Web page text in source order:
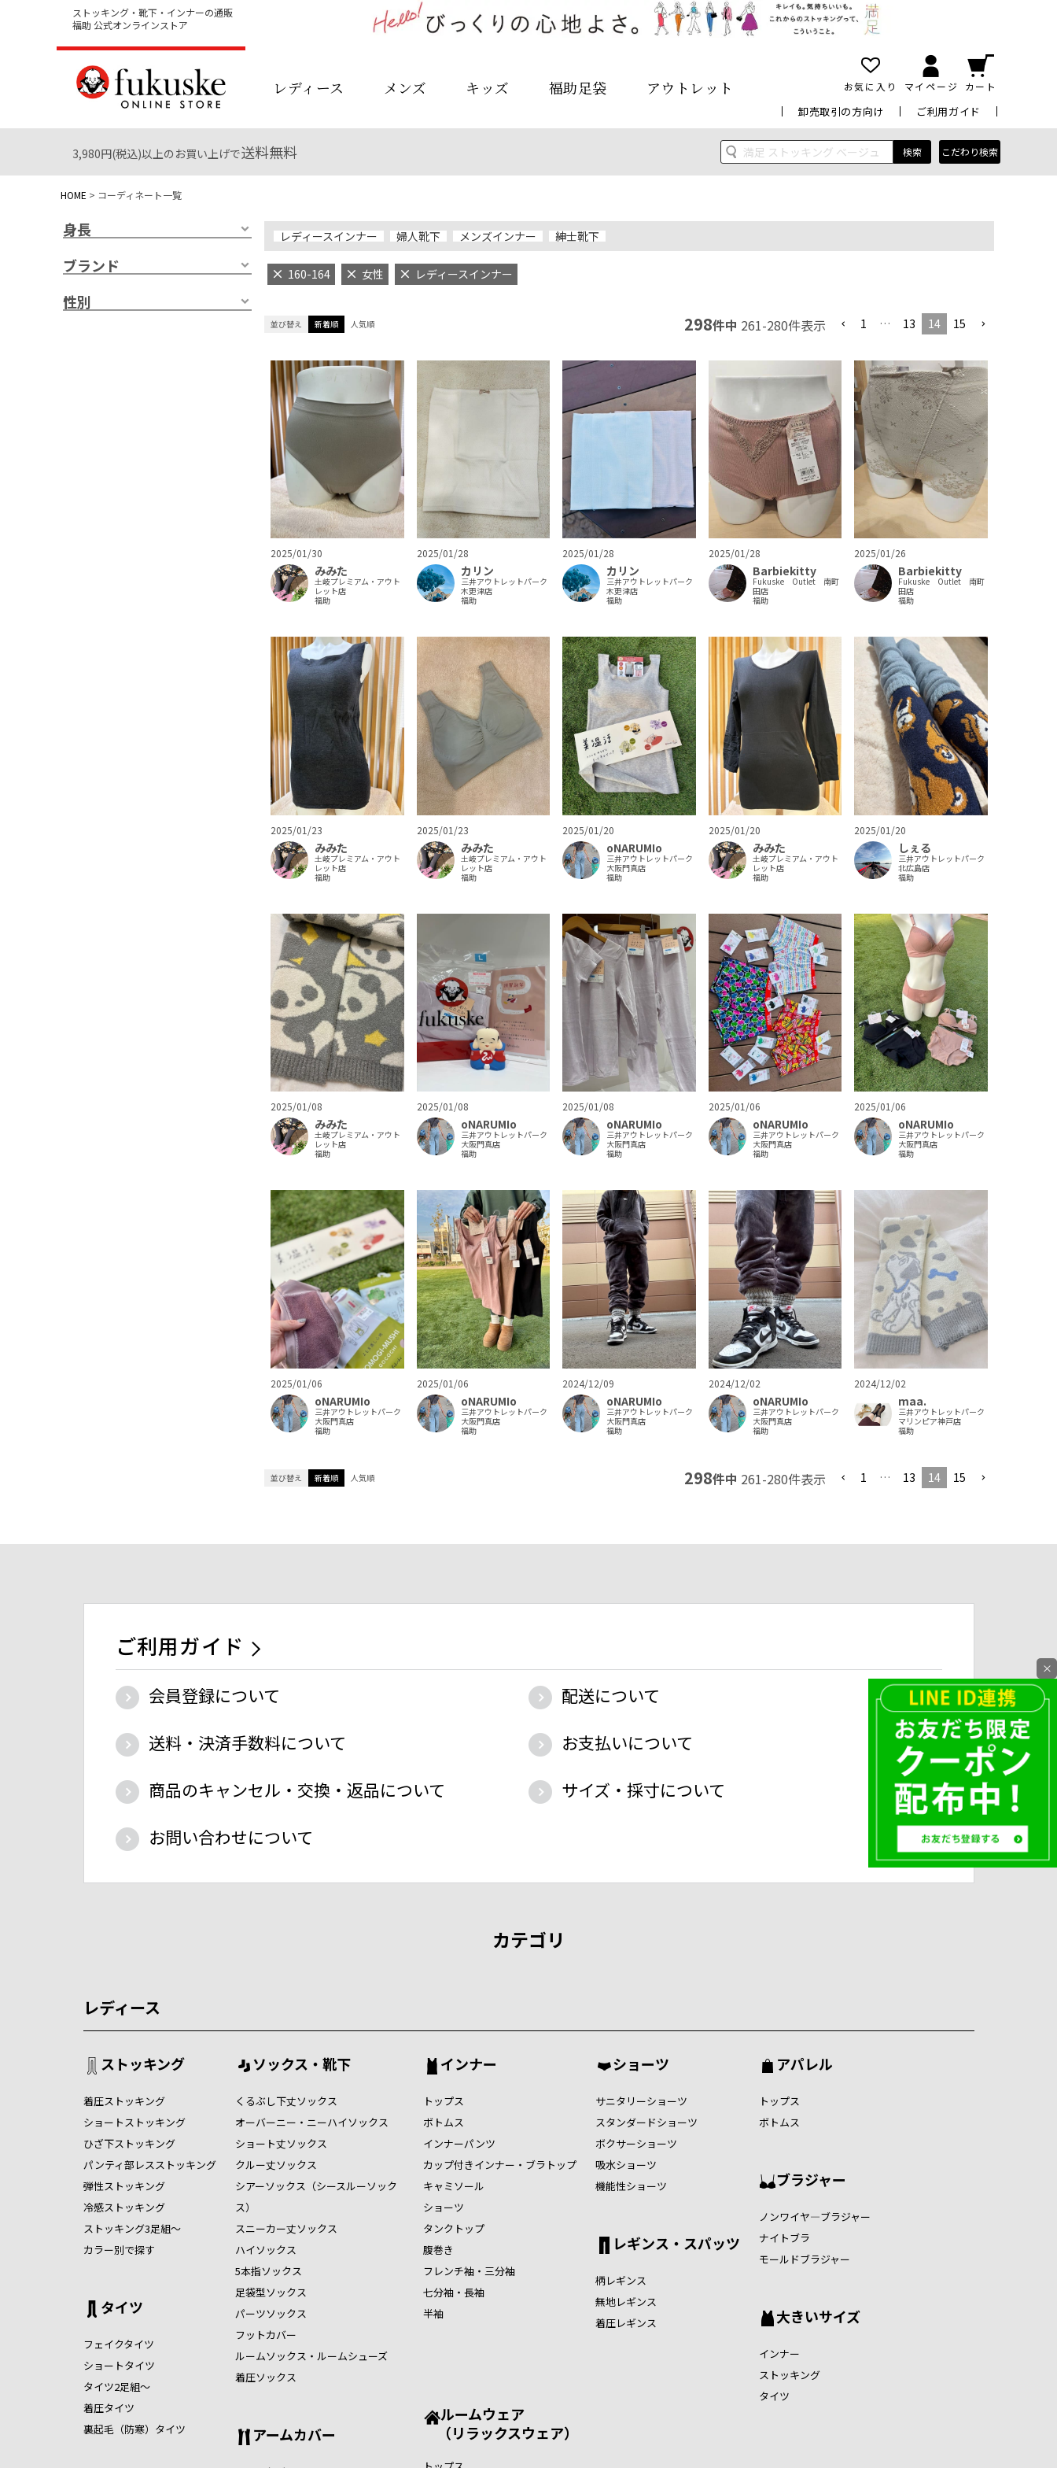
ストッキング・靴下・インナーの通販
福助 公式オンラインストア
レディース メンズ キッズ 福助足袋 アウトレット お気に入り マイページ カート
卸売取引の方向け ご利用ガイド
3,980円(税込)以上のお買い上げで送料無料 検索 こだわり検索
HOME コーディネート一覧
身長
ブランド
性別
レディースインナー 婦人靴下 メンズインナー 紳士靴下
160-164 女性 レディースインナー
並び替え 新着順 人気順 298件中 261-280件表示 1 … 13 14 15
2025/01/30
みみた
土岐プレミアム・アウト
レット店
福助
2025/01/28
カリン
三井アウトレットパーク
木更津店
福助
2025/01/28
カリン
三井アウトレットパーク
木更津店
福助
2025/01/28
Barbiekitty
Fukuske Outlet 南町
田店
福助
2025/01/26
Barbiekitty
Fukuske Outlet 南町
田店
福助
2025/01/23
みみた
土岐プレミアム・アウト
レット店
福助
2025/01/23
みみた
土岐プレミアム・アウト
レット店
福助
2025/01/20
oNARUMIo
三井アウトレットパーク
大阪門真店
福助
2025/01/20
みみた
土岐プレミアム・アウト
レット店
福助
2025/01/20
しぇる
三井アウトレットパーク
北広島店
福助
2025/01/08
みみた
土岐プレミアム・アウト
レット店
福助
2025/01/08
oNARUMIo
三井アウトレットパーク
大阪門真店
福助
2025/01/08
oNARUMIo
三井アウトレットパーク
大阪門真店
福助
2025/01/06
oNARUMIo
三井アウトレットパーク
大阪門真店
福助
2025/01/06
oNARUMIo
三井アウトレットパーク
大阪門真店
福助
2025/01/06
oNARUMIo
三井アウトレットパーク
大阪門真店
福助
2025/01/06
oNARUMIo
三井アウトレットパーク
大阪門真店
福助
2024/12/09
oNARUMIo
三井アウトレットパーク
大阪門真店
福助
2024/12/02
oNARUMIo
三井アウトレットパーク
大阪門真店
福助
2024/12/02
maa.
三井アウトレットパーク
マリンピア神戸店
福助
並び替え 新着順 人気順 298件中 261-280件表示 1 … 13 14 15
ご利用ガイド
会員登録について
配送について
送料・決済手数料について
お支払いについて
商品のキャンセル・交換・返品について
サイズ・採寸について
お問い合わせについて
カテゴリ
レディース
ストッキング
着圧ストッキング
ショートストッキング
ひざ下ストッキング
パンティ部レスストッキング
弾性ストッキング
冷感ストッキング
ストッキング3足組～
カラー別で探す
タイツ
フェイクタイツ
ショートタイツ
タイツ2足組～
着圧タイツ
裏起毛（防寒）タイツ
ソックス・靴下
くるぶし下丈ソックス
オーバーニー・ニーハイソックス
ショート丈ソックス
クルー丈ソックス
シアーソックス（シースルーソック
ス）
スニーカー丈ソックス
ハイソックス
5本指ソックス
足袋型ソックス
パーツソックス
フットカバー
ルームソックス・ルームシューズ
着圧ソックス
アームカバー
インナー
トップス
ボトムス
インナーパンツ
カップ付きインナー・ブラトップ
キャミソール
ショーツ
タンクトップ
腹巻き
フレンチ袖・三分袖
七分袖・長袖
半袖
ショーツ
サニタリーショーツ
スタンダードショーツ
ボクサーショーツ
吸水ショーツ
機能性ショーツ
レギンス・スパッツ
柄レギンス
無地レギンス
着圧レギンス
アパレル
トップス
ボトムス
ブラジャー
ノンワイヤ―ブラジャー
ナイトブラ
モールドブラジャー
大きいサイズ
インナー
ストッキング
タイツ
ルームウェア
（リラックスウェア）
×